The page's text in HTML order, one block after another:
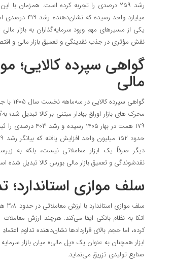
میلیارد
یکی از مسیرهای مهم ورود سرمایه‌گذاران به بازار
نقش مؤثری در جذب نقدینگی و تعمیق بازار مالی و
گواهی سپرده کالایی؛
مالی
دیگر صرفاً یک ابزار معاملاتی نیست، بلکه به
نقدشوندگی و تعمیق بازار مالی بورس کالا تبدیل شده
سلف موازی استاندارد؛
کرده، اما حجم بالای قراردادها نشان‌دهنده تداوم
ابزار همچنان به عنوان یک «پل مالی» میان بازار
صنایع تولیدی تزریق می‌نماید.